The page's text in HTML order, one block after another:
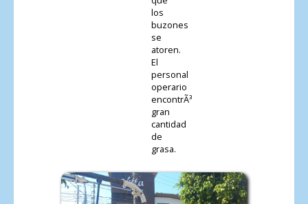
los
buzones
se
atoren.
El
personal
operario
encontrÃ³
gran
cantidad
de
grasa.